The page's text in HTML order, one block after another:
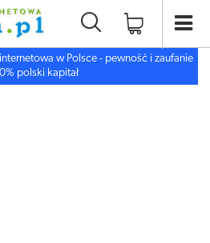
internetowa w Polsce - pewność i zaufanie
polski kapitał